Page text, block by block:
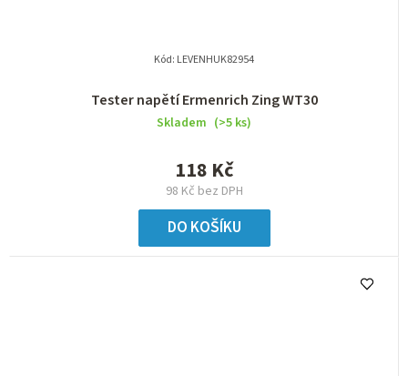
Tester napětí Ermenrich Zing WT30
Skladem (>5 ks)
98 Kč bez DPH
118 Kč
DO KOŠÍKU
Kód: LEVENHUK82954